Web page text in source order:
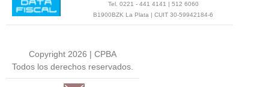
Tel. 0221 - 441 4141 | 512 6060
B1900BZK La Plata | CUIT 30-59942184-6
Copyright 2026 | CPBA
Todos los derechos reservados.